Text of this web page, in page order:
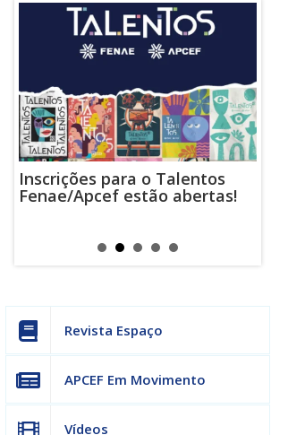
Inscrições para o Talentos
Fenae/Apcef estão abertas!
Revista Espaço
APCEF Em Movimento
Vídeos